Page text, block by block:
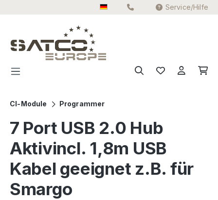
Zum Hauptinhalt springen Service/Hilfe
CI-Module Programmer
7 Port USB 2.0 Hub
Aktivincl. 1,8m USB
Kabel geeignet z.B. für
Smargo